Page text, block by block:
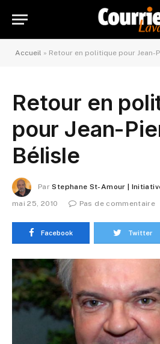
Accueil » Retour en politique pour Jean-
Retour en
pour Jean-
Bélisle
Par Stephane St-Amour |
mai 25, 2010
Pas de commentaire
Facebook Twitter